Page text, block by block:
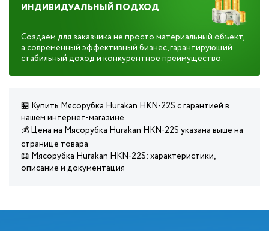
ИНДИВИДУАЛЬНЫЙ ПОДХОД
Создаем для заказчика не просто материальный объект,
а современный эффективный бизнес, гарантирующий
стабильный доход и конкурентное преимущество.
🏪 Купить Мясорубка Hurakan HKN-22S с гарантией в
нашем интернет-магазине
💰 Цена на Мясорубка Hurakan HKN-22S указана выше на
странице товара
📖 Мясорубка Hurakan HKN-22S: характеристики,
описание и документация